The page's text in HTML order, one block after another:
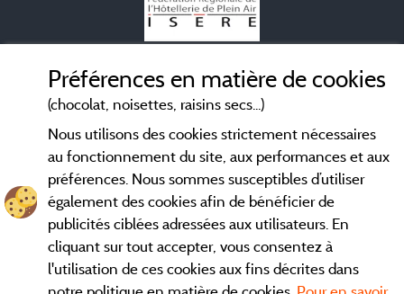
Conditions générales d'utilisation
Contact
CGV
Les meilleurscampings en Isère. Consultez les fiches de nos
adhérents et découvrez nos meilleures offres dans leVercors
Préférences en matière de cookies
(chocolat, noisettes, raisins secs...)
Nous utilisons des cookies strictement nécessaires
au fonctionnement du site, aux performances et aux
préférences. Nous sommes susceptibles d’utiliser
également des cookies afin de bénéficier de
publicités ciblées adressées aux utilisateurs. En
cliquant sur tout accepter, vous consentez à
l'utilisation de ces cookies aux fins décrites dans